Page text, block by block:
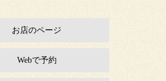
お店のページ
Webで予約